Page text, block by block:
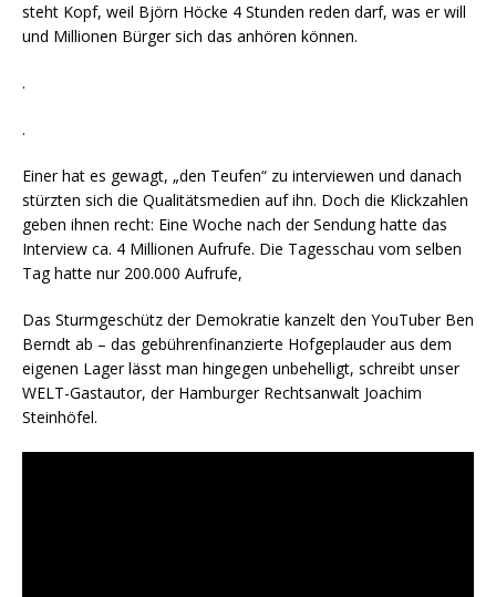
steht Kopf, weil Björn Höcke 4 Stunden reden darf, was er will
und Millionen Bürger sich das anhören können.
.
.
Einer hat es gewagt, „den Teufen“ zu interviewen und danach
stürzten sich die Qualitätsmedien auf ihn. Doch die Klickzahlen
geben ihnen recht: Eine Woche nach der Sendung hatte das
Interview ca. 4 Millionen Aufrufe. Die Tagesschau vom selben
Tag hatte nur 200.000 Aufrufe,
Das Sturmgeschütz der Demokratie kanzelt den YouTuber Ben
Berndt ab – das gebührenfinanzierte Hofgeplauder aus dem
eigenen Lager lässt man hingegen unbehelligt, schreibt unser
WELT-Gastautor, der Hamburger Rechtsanwalt Joachim
Steinhöfel.